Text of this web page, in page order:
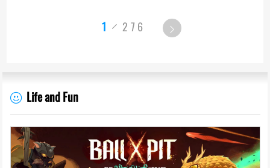
1 276
Life and Fun